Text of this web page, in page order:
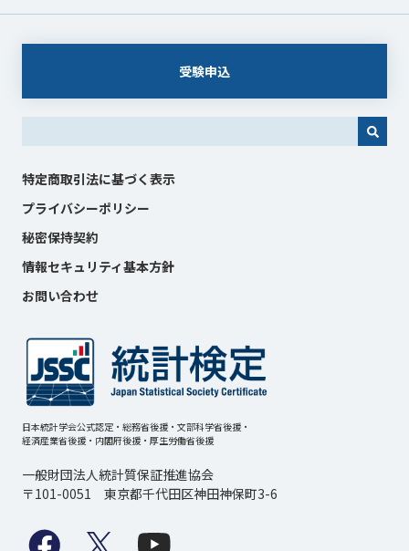
受験申込
特定商取引法に基づく表示
プライバシーポリシー
秘密保持契約
情報セキュリティ基本方針
お問い合わせ
日本統計学会公式認定・総務省後援・文部科学省後援・
経済産業省後援・内閣府後援・厚生労働省後援
一般財団法人統計質保証推進協会
〒101-0051 東京都千代田区神田神保町3-6